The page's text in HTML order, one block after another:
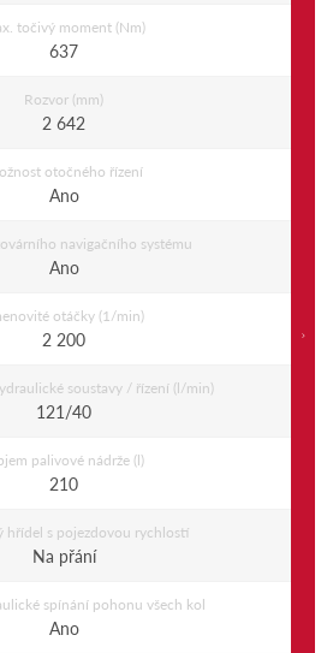
točivý moment (Nm)
637
Rozvor (mm)
2 642
otočného řízení
Ano
navigačního systému
Ano
otáčky (1/min)
2 200
soustavy / řízení (l/min)
121/40
palivové nádrže (l)
210
hřídel s pojezdovou rychlostí
Na přání
spínání pohonu všech kol
Ano